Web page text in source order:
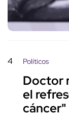
4 Políticos
Doctor
el